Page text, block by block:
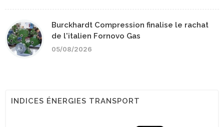
Burckhardt Compression finalise le rachat
de l'italien Fornovo Gas
05/08/2026
INDICES ÉNERGIES TRANSPORT